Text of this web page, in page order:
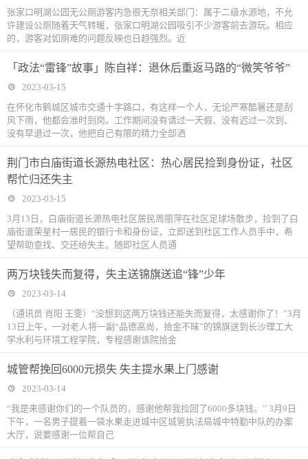
张家口明湖公园无公厕游客内急很无奈相关部门：属于二级水源地，不允
许建设公厕随着天气转暖，张家口明湖公园吸引不少游客前去游玩。相应
的，游客对如厕难的问题反映也日趋强烈。近
「政法“雷锋”故事」陈自祥：退休后重返马路的“微笑爷爷”
2023-03-15
在怀化市鹤城区城市交通十字路口，有这样一个人，无论严寒酷暑还是刮
风下雨，他都会准时到岗。工作期间没有请过一天假、没有迟过一次到、
没有早退过一次，他把自己有限的精力全部洒
荆门市白庙街道长源热电社区：热心居民捡到身份证，社区
帮忙归还失主
2023-03-15
3月13日，白庙街道长源热电社区居民周丽萍在社区足球场散步，捡到了白
庙街道荣星村一居民的银行卡和身份证，立即送到社区工作人员手中，希
望帮助查找、交还给失主。随即社区人员通
两万块钱失而复得，失主送锦旗送追“锋”少年
2023-03-14
（通讯员 肖阳 王雯）“没想到这两万块钱还能失而复得，太感谢你了！”3月
13日上午，一对老人将一副“品德高尚，拾金不昧”的锦旗送到长沙理工大
学水利与环境工程学院，专程感谢该院拾金
城管帮挽回6000元损失 失主提水果上门感谢
2023-03-14
“我是来感谢你们的一个队员的，感谢他帮我捡回了6000多块钱。” 3月9日
下午，一名男子提着一袋水果走进城中区城管执法局城中特勤中队的办案
大厅，说要感谢一位帮自己